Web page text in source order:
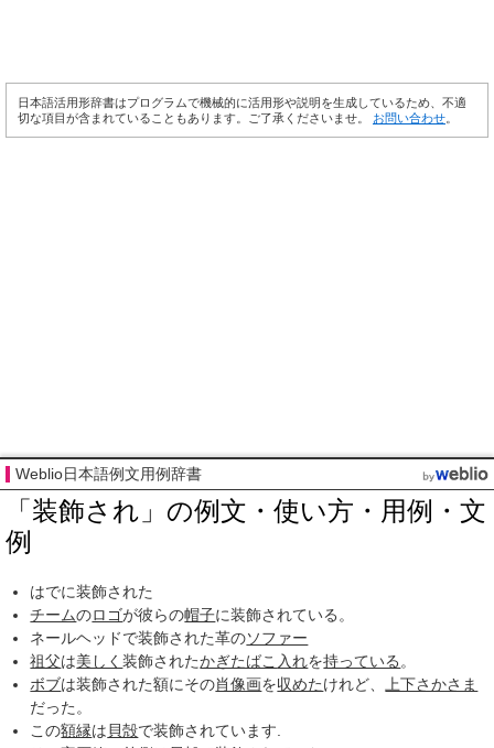
日本語活用形辞書はプログラムで機械的に活用形や説明を生成しているため、不適
切な項目が含まれていることもあります。ご了承くださいませ。 お問い合わせ
Weblio日本語例文用例辞書
「装飾され」の例文・使い方・用例・文
例
はでに装飾された
チームのロゴが彼らの帽子に装飾されている。
ネールヘッドで装飾された革のソファー
祖父は美しく装飾されたかぎたばこ 入れを持っている 。
ボブは装飾された額にその肖像画を収めたけれど、
上下さかさま
だった。
この額縁は 貝殻で装飾されています.